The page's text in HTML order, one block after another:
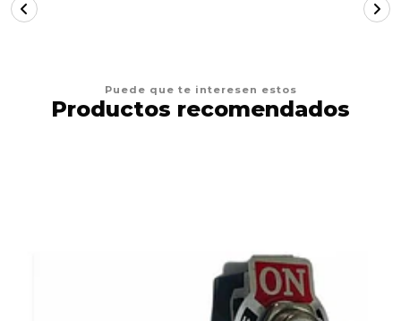
Puede que te interesen estos
Productos recomendados